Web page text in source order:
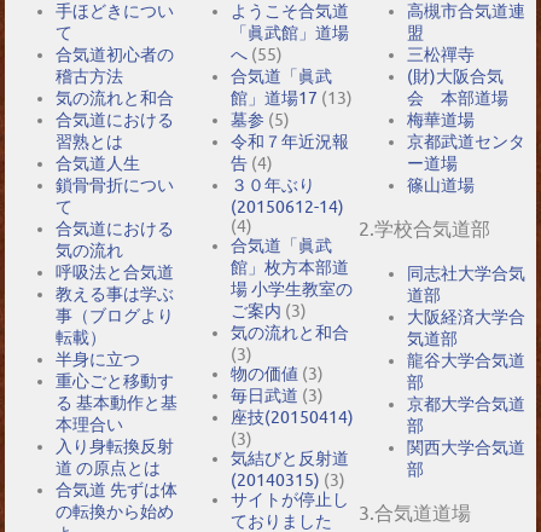
手ほどきについ
て
合気道初心者の
稽古方法
気の流れと和合
合気道における
習熟とは
合気道人生
鎖骨骨折につい
て
合気道における
気の流れ
呼吸法と合気道
教える事は学ぶ
事（ブログより
転載）
半身に立つ
重心ごと移動す
る 基本動作と基
本理合い
入り身転換反射
道 の原点とは
合気道 先ずは体
の転換から始め
ようこそ合気道
「眞武館」道場
へ (55)
合気道「眞武
館」道場17 (13)
墓参 (5)
令和７年近況報
告 (4)
３０年ぶり
(20150612-14)
(4)
合気道「眞武
館」枚方本部道
場 小学生教室の
ご案内 (3)
気の流れと和合
(3)
物の価値 (3)
毎日武道 (3)
座技(20150414)
(3)
気結びと反射道
(20140315) (3)
サイトが停止し
ておりました
高槻市合気道連
盟
三松禪寺
(財)大阪合気
会 本部道場
梅華道場
京都武道センタ
ー道場
篠山道場
2.学校合気道部
同志社大学合気
道部
大阪経済大学合
気道部
龍谷大学合気道
部
京都大学合気道
部
関西大学合気道
部
3.合気道道場